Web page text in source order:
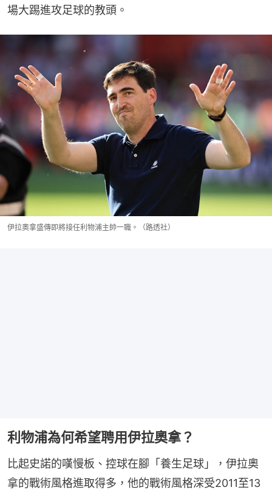
場大踢進攻足球的教頭。
伊拉奧拿盛傳即將接任利物浦主帥一職。（路透社）
利物浦為何希望聘用伊拉奧拿？
比起史諾的嘆慢板、控球在腳「養生足球」，伊拉奧
拿的戰術風格進取得多，他的戰術風格深受2011至13